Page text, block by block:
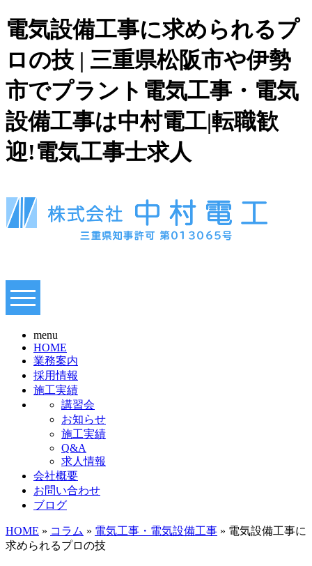
電気設備工事に求められるプ
ロの技 | 三重県松阪市や伊勢
市でプラント電気工事・電気
設備工事は中村電工|転職歓
迎!電気工事士求人
menu
HOME
業務案内
採用情報
施工実績
講習会
お知らせ
施工実績
Q&A
求人情報
会社概要
お問い合わせ
ブログ
HOME » コラム » 電気工事・電気設備工事 » 電気設備工事に
求められるプロの技